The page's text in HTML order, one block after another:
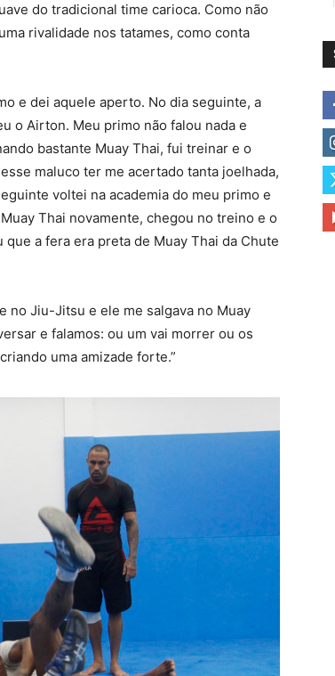
do tradicional time carioca. Como não
rivalidade nos tatames, como conta
e dei aquele aperto. No dia seguinte, a
o Airton. Meu primo não falou nada e
bastante Muay Thai, fui treinar e o
maluco ter me acertado tanta joelhada,
voltei na academia do meu primo e
Thai novamente, chegou no treino e o
a fera era preta de Muay Thai da Chute
no Jiu-Jitsu e ele me salgava no Muay
e falamos: ou um vai morrer ou os
uma amizade forte.”